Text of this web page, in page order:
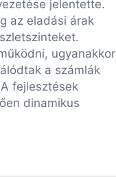
jelentette.
az eladási árak
ugyanakkor
a számlák
fejlesztések
dinamikus